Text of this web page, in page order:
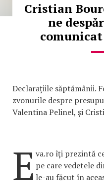
Cristian
ne
comunicat
Declarațiile săptămânii.
zvonurile despre
Valentina Pelinel, și
E va.ro îţi prezintă
pe care vedetele
le-au făcut în